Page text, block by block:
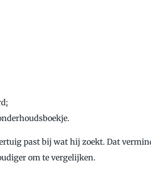
past bij wat hij zoekt. Dat
om te vergelijken.